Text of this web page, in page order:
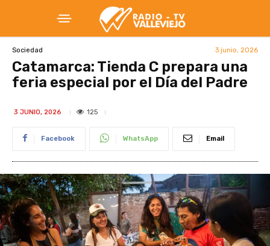
Sociedad 3 junio, 2026
Catamarca: Tienda C prepara una
feria especial por el Día del Padre
3 JUNIO, 2026 125
Facebook WhatsApp Email